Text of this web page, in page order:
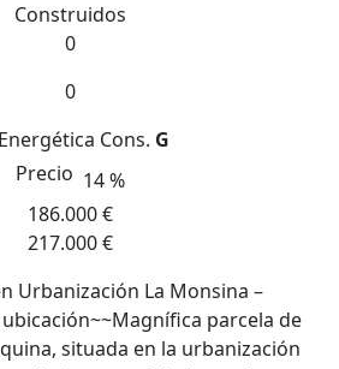
Construidos
0
0
Cons. G
Precio 14 %
186.000 €
217.000 €
Urbanización La Monsina –
parcela de
situada en la urbanización